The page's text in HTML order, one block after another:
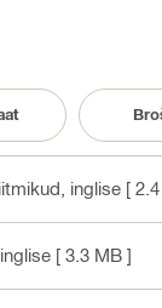
, inglise [
, inglise [ 3.3 MB ]